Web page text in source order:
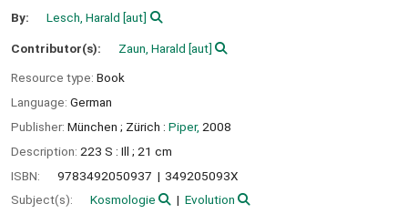
By: Lesch, Harald [aut]
Contributor(s): Zaun, Harald [aut]
Resource type: Book
Language: German
Publisher: München ; Zürich : Piper, 2008
Description: 223 S : Ill ; 21 cm
ISBN:
9783492050937
349205093X
Subject(s):
Kosmologie
Evolution